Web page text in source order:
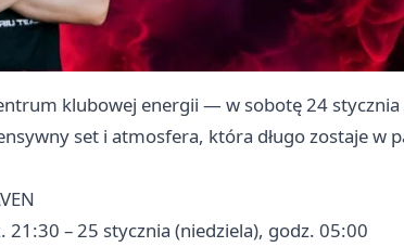
klubowej energii — w sobotę 24
set i atmosfera, która długo zostaje w
21:30 – 25 stycznia (niedziela), godz. 05:00